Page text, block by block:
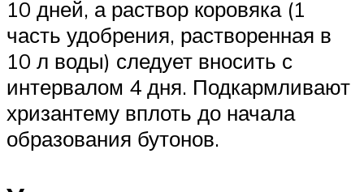
10 дней, а раствор коровяка (1
часть удобрения, растворенная в
10 л воды) следует вносить с
интервалом 4 дня. Подкармливают
хризантему вплоть до начала
образования бутонов.